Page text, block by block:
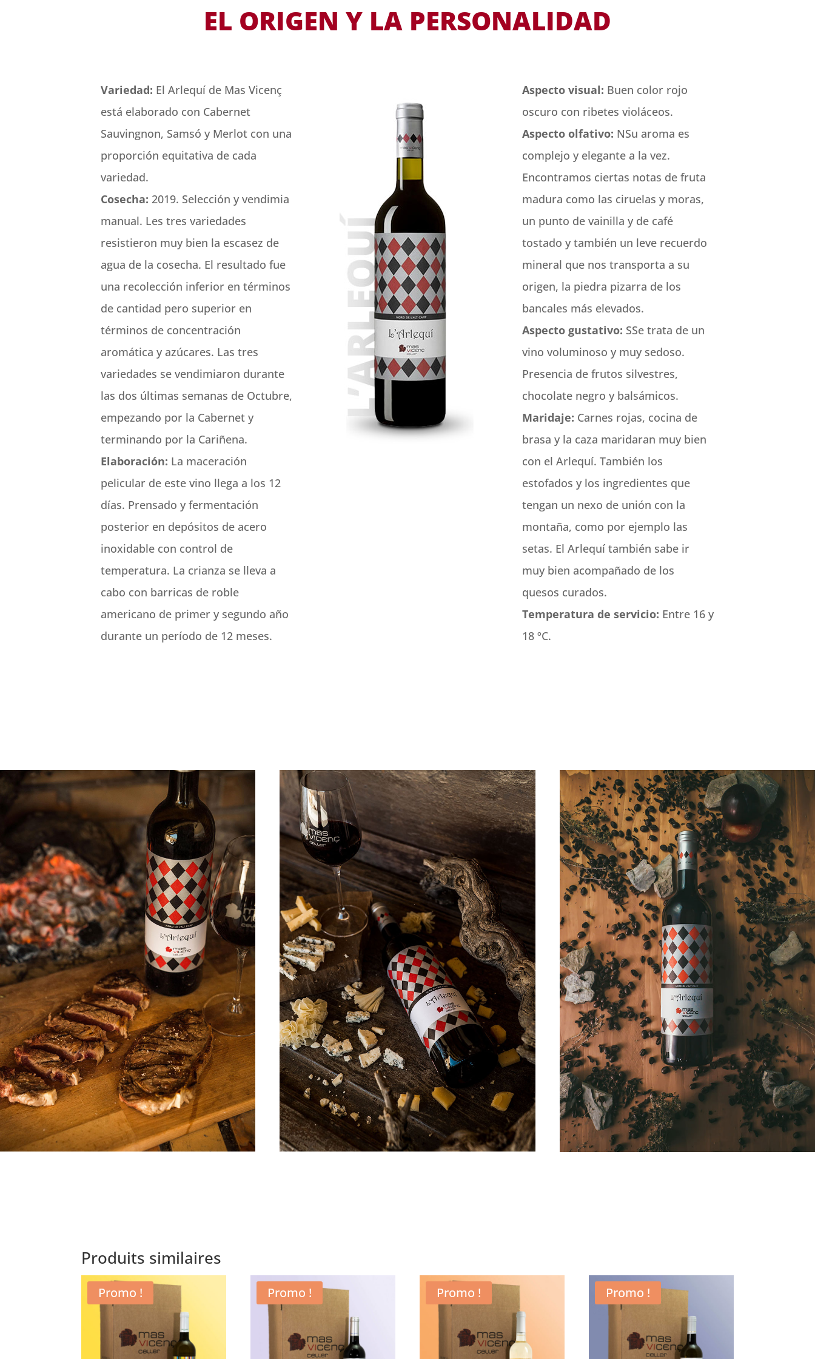
EL ORIGEN Y LA PERSONALIDAD
Variedad: El Arlequí de Mas Vicenç
está elaborado con Cabernet
Sauvingnon, Samsó y Merlot con una
proporción equitativa de cada
variedad.
Cosecha: 2019. Selección y vendimia
manual. Les tres variedades
resistieron muy bien la escasez de
agua de la cosecha. El resultado fue
una recolección inferior en términos
de cantidad pero superior en
términos de concentración
aromática y azúcares. Las tres
variedades se vendimiaron durante
las dos últimas semanas de Octubre,
empezando por la Cabernet y
terminando por la Cariñena.
Elaboración: La maceración
pelicular de este vino llega a los 12
días. Prensado y fermentación
posterior en depósitos de acero
inoxidable con control de
temperatura. La crianza se lleva a
cabo con barricas de roble
americano de primer y segundo año
durante un período de 12 meses.
Aspecto visual: Buen color rojo
oscuro con ribetes violáceos.
Aspecto olfativo: NSu aroma es
complejo y elegante a la vez.
Encontramos ciertas notas de fruta
madura como las ciruelas y moras,
un punto de vainilla y de café
tostado y también un leve recuerdo
mineral que nos transporta a su
origen, la piedra pizarra de los
bancales más elevados.
Aspecto gustativo: SSe trata de un
vino voluminoso y muy sedoso.
Presencia de frutos silvestres,
chocolate negro y balsámicos.
Maridaje: Carnes rojas, cocina de
brasa y la caza maridaran muy bien
con el Arlequí. También los
estofados y los ingredientes que
tengan un nexo de unión con la
montaña, como por ejemplo las
setas. El Arlequí también sabe ir
muy bien acompañado de los
quesos curados.
Temperatura de servicio: Entre 16 y
18 ºC.
Produits similaires
Promo ! Promo ! Promo ! Promo !